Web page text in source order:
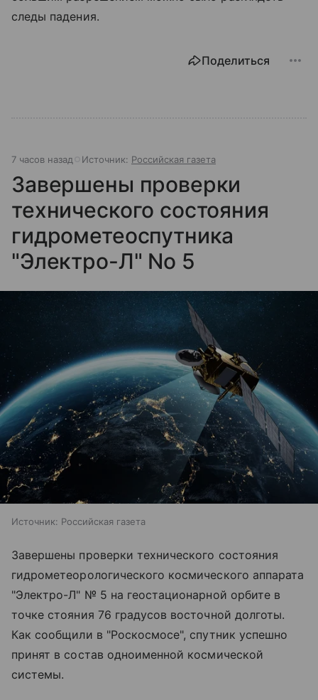
следы падения.
Поделиться
7 часов назад Источник: Российская газета
Завершены проверки
технического состояния
гидрометеоспутника
"Электро-Л" No 5
Источник: Российская газета
Завершены проверки технического состояния
гидрометеорологического космического аппарата
"Электро-Л" № 5 на геостационарной орбите в
точке стояния 76 градусов восточной долготы.
Как сообщили в "Роскосмосе", спутник успешно
принят в состав одноименной космической
системы.